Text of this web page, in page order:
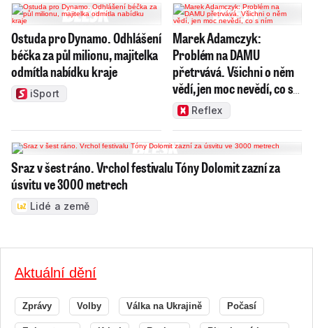
Ostuda pro Dynamo. Odhlášení
béčka za půl milionu, majitelka
odmítla nabídku kraje
iSport
Marek Adamczyk:
Problém na DAMU
přetrvává. Všichni o něm
vědí, jen moc nevědí, co s
nímReflex
Sraz v šest ráno. Vrchol festivalu Tóny Dolomit zazní za
úsvitu ve 3000 metrech
Lidé a země
Aktuální dění
Zprávy Volby Válka na Ukrajině Počasí